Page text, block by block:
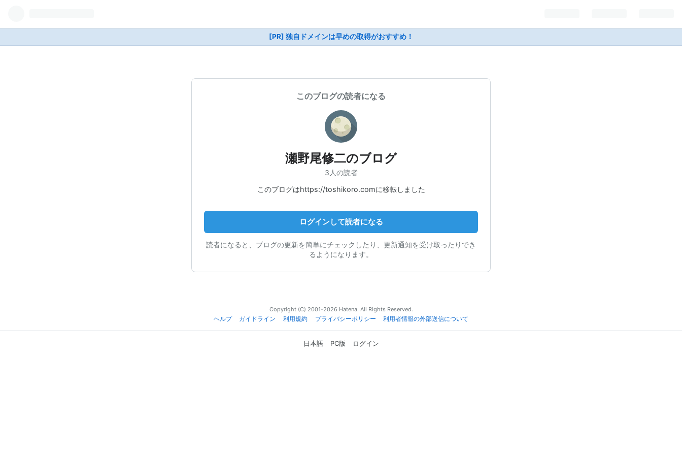
[PR] 独自ドメインは早めの取得がおすすめ！
このブログの読者になる
瀬野尾修二のブログ
3人の読者
このブログはhttps://toshikoro.comに移転しました
ログインして読者になる
読者になると、ブログの更新を簡単にチェックしたり、更新通知を受け取ったりでき
るようになります。
Copyright (C) 2001-2026 Hatena. All Rights Reserved.
ヘルプ
ガイドライン 利用規約 プライバシーポリシー 利用者情報の外部送信について
日本語 PC版 ログイン